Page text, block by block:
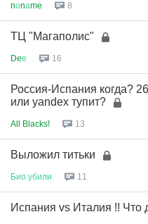
nоnаme 8
ТЦ "Магаполис"
Deе 16
Россия-Испания когда?
или yandex тупит?
All Blacks! 13
Выложил титьки
Био убили 11
Испания vs Италия !! Что